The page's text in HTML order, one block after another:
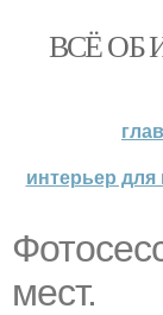
ВСЁ ОБ
интерьер
мест.